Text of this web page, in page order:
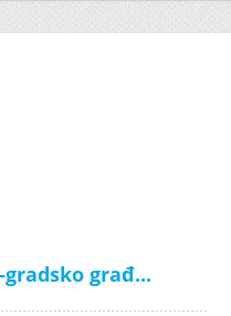
građ...